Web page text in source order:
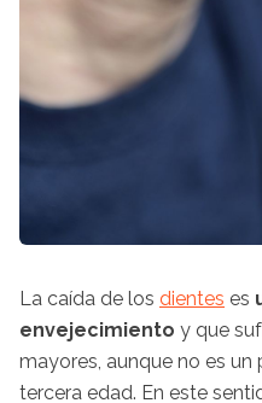
La caída de los dientes es
envejecimiento y que
mayores, aunque no es
tercera edad. En este